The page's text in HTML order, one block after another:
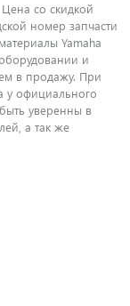
со скидкой
номер запчасти
Yamaha
и
в продажу. При
у официального
уверенны в
а так же